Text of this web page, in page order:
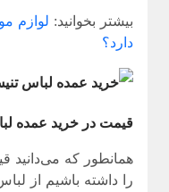
بیشتر بخوانید: لوازم
دارد؟
قیمت در خرید عمده
همانطور که
را داشته باشیم از